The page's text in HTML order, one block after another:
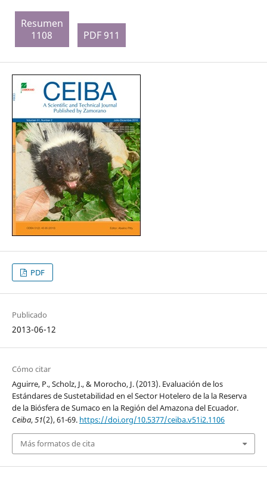
Resumen
1108
PDF 911
PDF
Publicado
2013-06-12
Cómo citar
Aguirre, P., Scholz, J., & Morocho, J. (2013). Evaluación de los
Estándares de Sustetabilidad en el Sector Hotelero de la la Reserva
de la Biósfera de Sumaco en la Región del Amazona del Ecuador.
Ceiba,51(2), 61-69. https://doi.org/10.5377/ceiba.v51i2.1106
Más formatos de cita